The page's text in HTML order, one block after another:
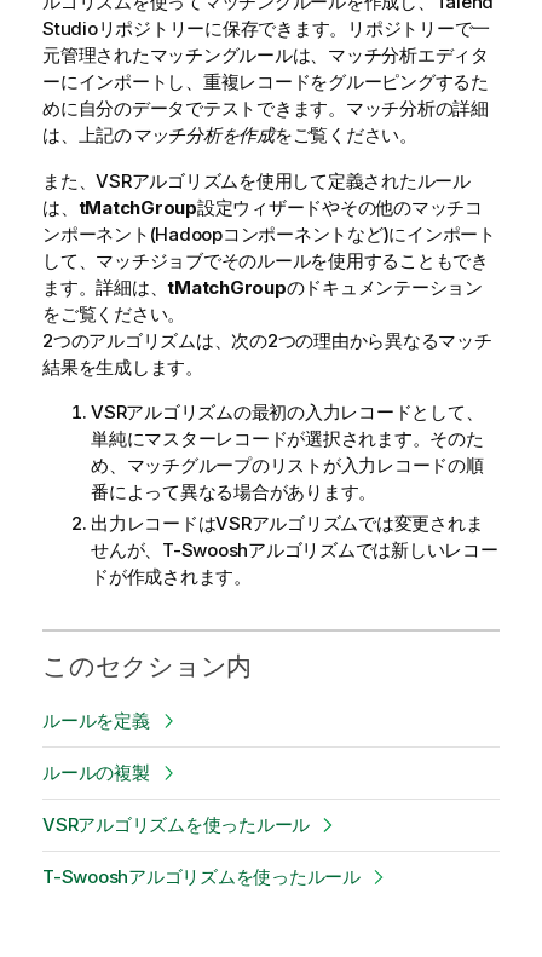
Studioリポジトリーに保存できます。リポジトリーで一
元管理されたマッチングルールは、マッチ分析エディタ
ーにインポートし、重複レコードをグルーピングするた
めに自分のデータでテストできます。マッチ分析の詳細
は、上記のマッチ分析を作成をご覧ください。
また、VSRアルゴリズムを使用して定義されたルール
は、 tMatchGroup設定ウィザードやその他のマッチコ
ンポーネント(Hadoopコンポーネントなど)にインポート
して、マッチジョブでそのルールを使用することもでき
ます。詳細は、tMatchGroupのドキュメンテーション
をご覧ください。
2つのアルゴリズムは、次の2つの理由から異なるマッチ
結果を生成します。
VSRアルゴリズムの最初の入力レコードとして、
単純にマスターレコードが選択されます。そのた
め、マッチグループのリストが入力レコードの順
番によって異なる場合があります。
出力レコードはVSRアルゴリズムでは変更されま
せんが、T-Swooshアルゴリズムでは新しいレコー
ドが作成されます。
このセクション内
ルールを定義
ルールの複製
VSRアルゴリズムを使ったルール
T-Swooshアルゴリズムを使ったルール